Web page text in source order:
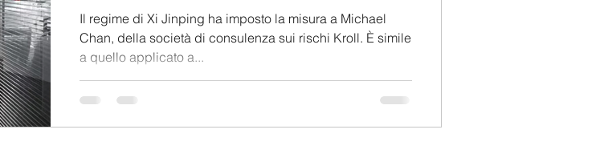
Il regime di Xi Jinping ha imposto la misura a Michael
Chan, della società di consulenza sui rischi Kroll. È simile
a quello applicato a...